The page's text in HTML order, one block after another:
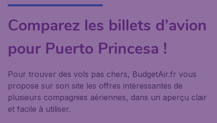
Comparez les billets d’avion
pour Puerto Princesa !
Pour trouver des vols pas chers, BudgetAir.fr vous
propose sur son site les offres intéressantes de
plusieurs compagnies aériennes, dans un aperçu clair
et facile à utiliser.